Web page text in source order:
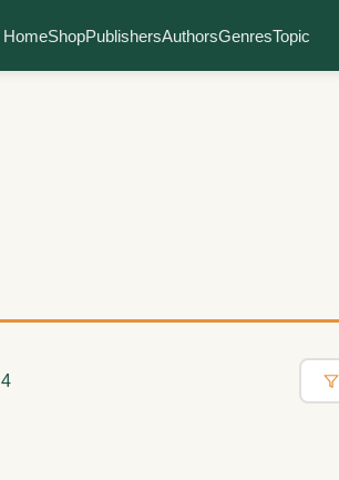
HomeShopPublishersAuthorsGenresTopic
4